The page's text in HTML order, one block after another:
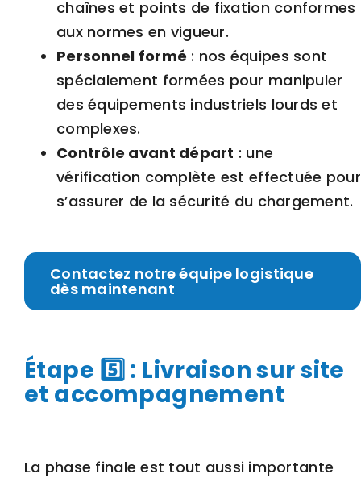
chaînes et points de fixation conformes
aux normes en vigueur.
Personnel formé : nos équipes sont
spécialement formées pour manipuler
des équipements industriels lourds et
complexes.
Contrôle avant départ : une
vérification complète est effectuée pour
s’assurer de la sécurité du chargement.
Contactez notre équipe logistique
dès maintenant
Étape 5️⃣ : Livraison sur site
et accompagnement
La phase finale est tout aussi importante